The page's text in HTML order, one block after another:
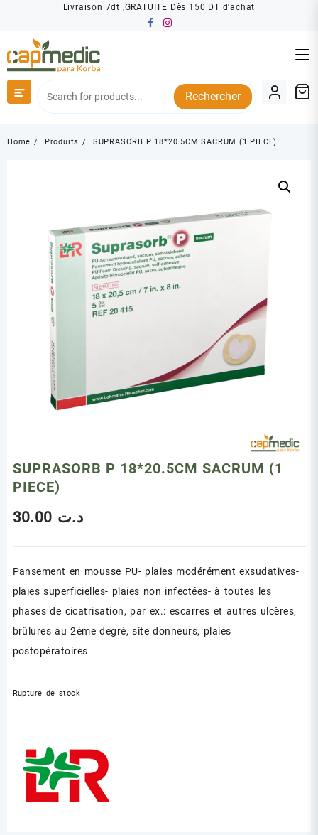
Livraison 7dt ,GRATUITE Dès 150 DT d'achat
Rechercher
Home Produits SUPRASORB P 18*20.5CM SACRUM (1 PIECE)
SUPRASORB P 18*20.5CM SACRUM (1
PIECE)
د.ت
Pansement en mousse PU- plaies modérément exsudatives-
plaies superficielles- plaies non infectées- à toutes les
phases de cicatrisation, par ex.: escarres et autres ulcères,
brûlures au 2ème degré, site donneurs, plaies
postopératoires
Rupture de stock